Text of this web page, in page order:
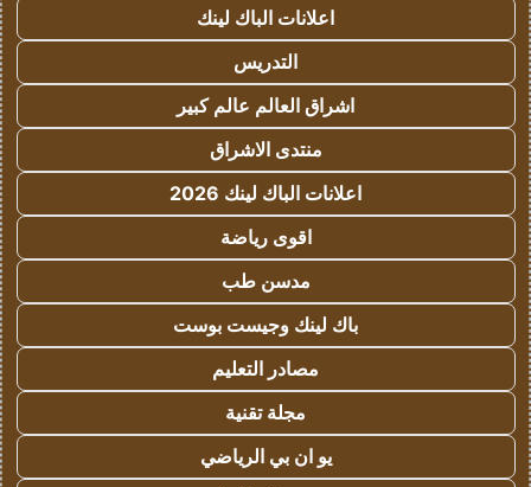
اعلانات الباك لينك
التدريس
اشراق العالم عالم كبير
منتدى الاشراق
اعلانات الباك لينك 2026
اقوى رياضة
مدسن طب
باك لينك وجيست بوست
مصادر التعليم
مجلة تقنية
يو ان بي الرياضي